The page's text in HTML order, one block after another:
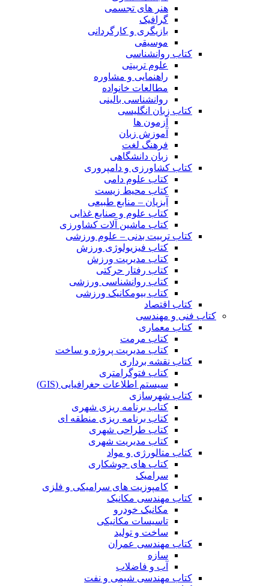
هنر های تجسمی
گرافیک
بازیگری و کارگردانی
موسیقی
کتاب روانشناسی
علوم تربیتی
راهنمایی و مشاوره
مطالعات خانواده
روانشناسی بالینی
کتاب زبان انگلیسی
آزمون ها
آموزش زبان
فرهنگ لغت
زبان دانشگاهی
کتاب کشاورزی و دامپروری
کتاب علوم دامی
کتاب محیط زیست
آبزیان – منابع طبیعی
کتاب علوم و صنایع غذایی
کتاب ماشین آلات کشاورزی
کتاب تربیت بدنی – علوم ورزشی
کتاب فیزیولوژی ورزش
کتاب مدیریت ورزش
کتاب رفتار حرکتی
کتاب روانشناسی ورزشی
کتاب بیومکانیک ورزشی
کتاب اقتصاد
کتاب فنی و مهندسی
کتاب معماری
کتاب مرمت
کتاب مدیریت پروژه و ساخت
کتاب نقشه برداری
کتاب فتوگرامتری
سیستم اطلاعات جغرافیایی (GIS)
کتاب شهرسازی
کتاب برنامه ریزی شهری
کتاب برنامه ریزی منطقه ای
کتاب طراحی شهری
کتاب مدیریت شهری
کتاب متالورژی و مواد
کتاب های جوشکاری
سرامیک
کامپوزیت های سرامیکی و فلزی
کتاب مهندسی مکانیک
مکانیک خودرو
تاسیسات مکانیکی
ساخت و تولید
کتاب مهندسی عمران
سازه
آب و فاضلاب
کتاب مهندسی شیمی و نفت